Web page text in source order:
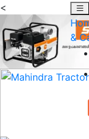
<
&